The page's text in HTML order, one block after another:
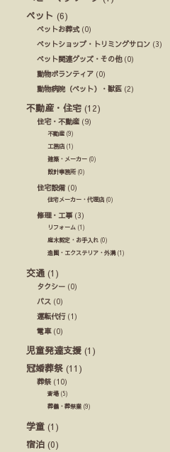
ペット (6)
ペットお葬式(0)
ペットショップ・トリミングサロン (3)
ペット関連グッズ・その他(0)
動物ボランティア (0)
動物病院（ペット）・獣医 (2)
不動産・住宅 (12)
住宅・不動産 (9)
不動産 (9)
工務店 (1)
建築・メーカー (0)
設計事務所(0)
住宅設備(0)
住宅メーカー・代理店 (0)
修理・工事(3)
リフォーム (1)
庭木剪定・お手入れ (0)
造園・エクステリア・外溝(1)
交通 (1)
タクシー (0)
バス (0)
運転代行(1)
電車(0)
児童発達支援 (1)
冠婚葬祭 (11)
葬祭(10)
斎場(5)
葬儀・葬祭業 (9)
学童 (1)
宿泊 (0)